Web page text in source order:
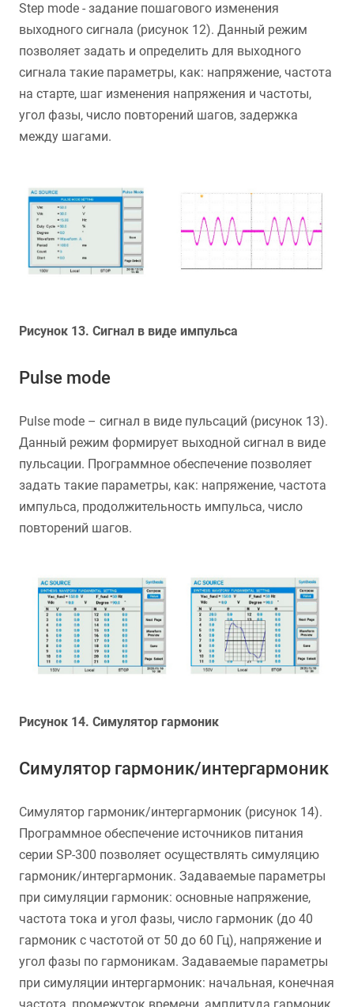
Step mode - задание пошагового изменения
выходного сигнала (рисунок 12). Данный режим
позволяет задать и определить для выходного
сигнала такие параметры, как: напряжение, частота
на старте, шаг изменения напряжения и частоты,
угол фазы, число повторений шагов, задержка
между шагами.
Рисунок 13. Сигнал в виде импульса
Pulse mode
Pulse mode – сигнал в виде пульсаций (рисунок 13).
Данный режим формирует выходной сигнал в виде
пульсации. Программное обеспечение позволяет
задать такие параметры, как: напряжение, частота
импульса, продолжительность импульса, число
повторений шагов.
Рисунок 14. Симулятор гармоник
Симулятор гармоник/интергармоник
Симулятор гармоник/интергармоник (рисунок 14).
Программное обеспечение источников питания
серии SP-300 позволяет осуществлять симуляцию
гармоник/интергармоник. Задаваемые параметры
при симуляции гармоник: основные напряжение,
частота тока и угол фазы, число гармоник (до 40
гармоник с частотой от 50 до 60 Гц), напряжение и
угол фазы по гармоникам. Задаваемые параметры
при симуляции интергармоник: начальная, конечная